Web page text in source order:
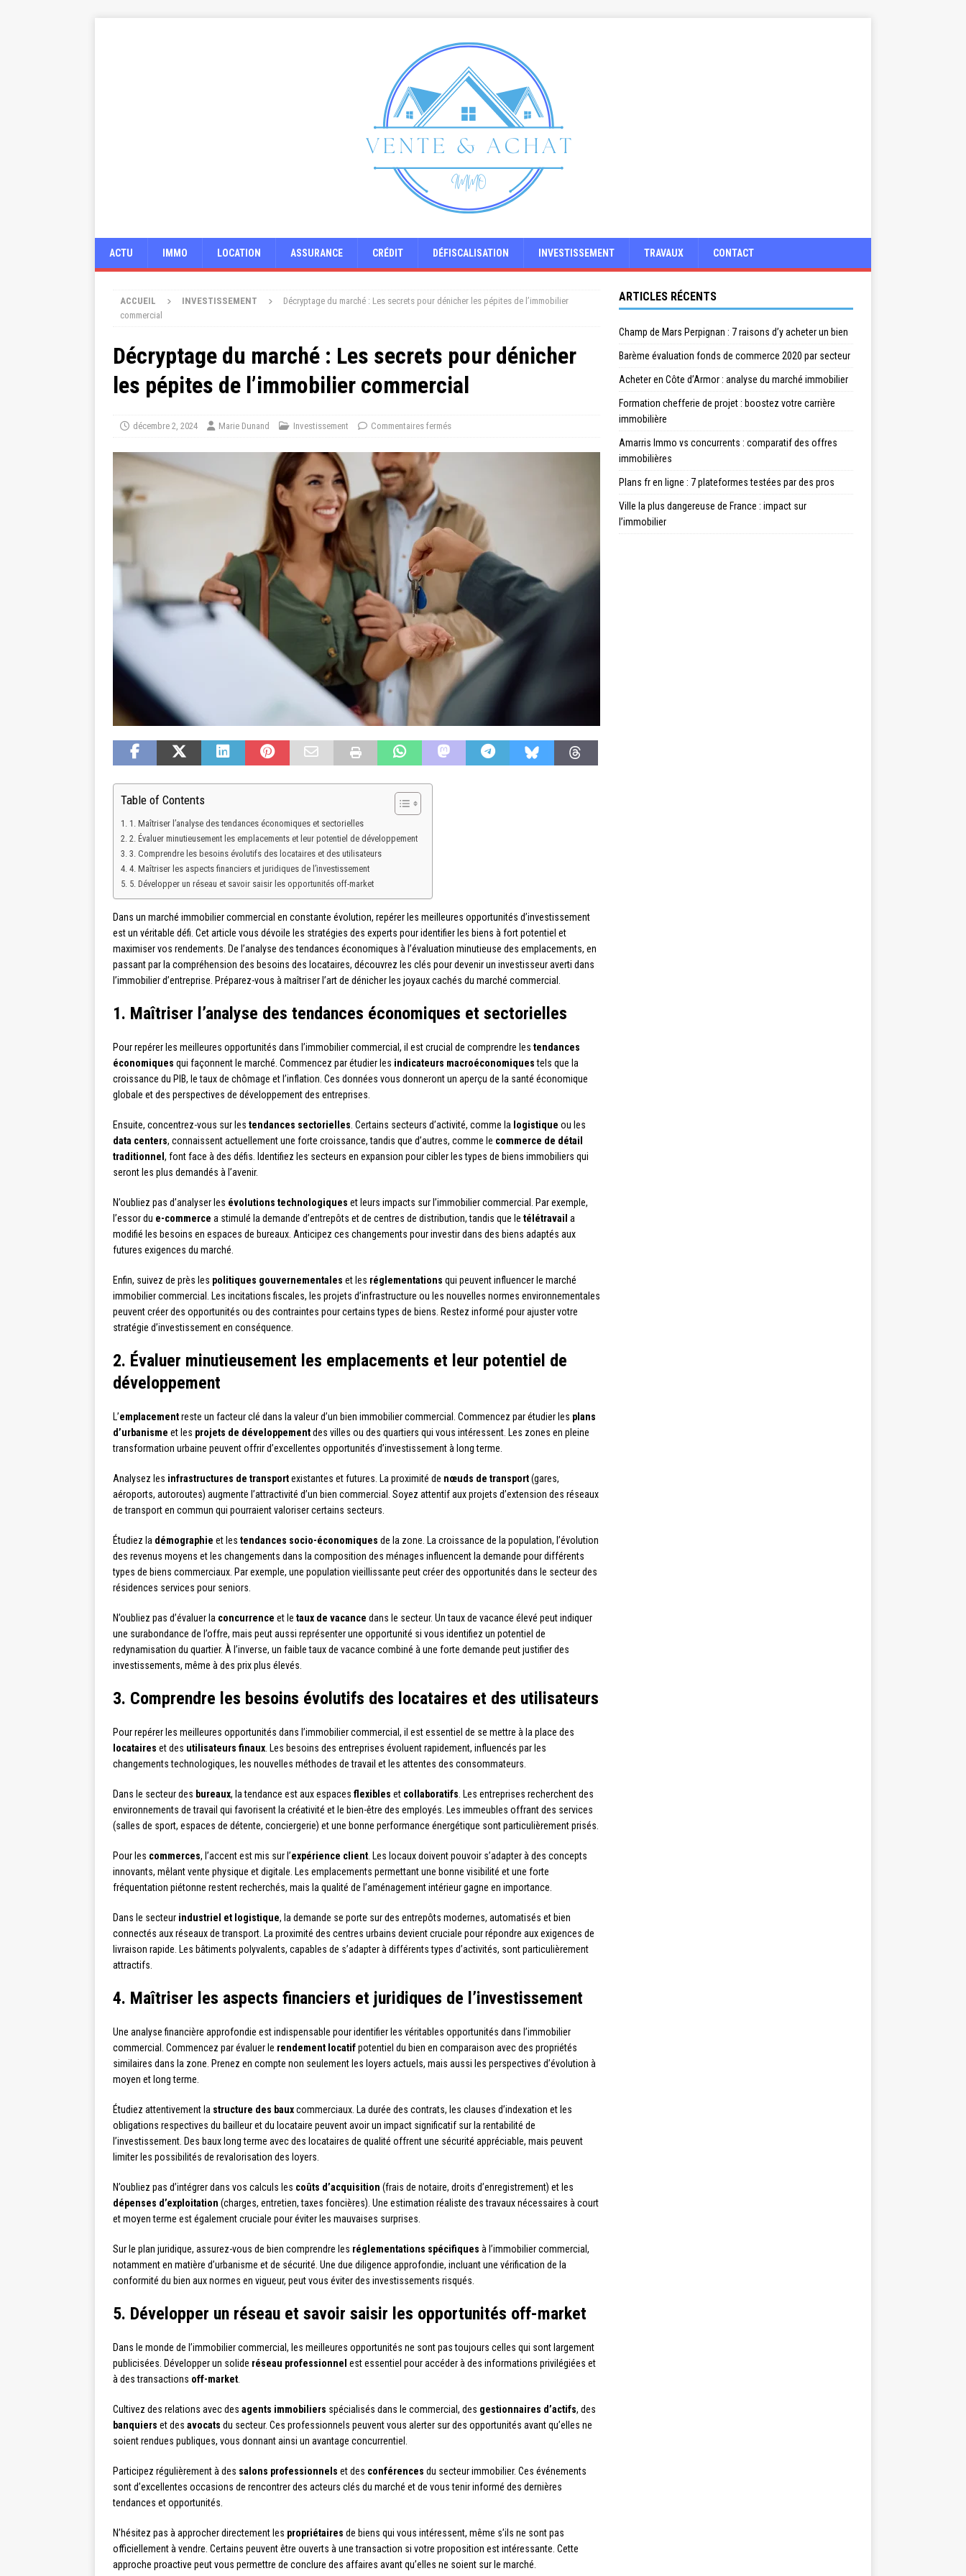
ACTU IMMO LOCATION ASSURANCE CRÉDIT DÉFISCALISATION INVESTISSEMENT TRAVAUX CONTACT
ACCUEIL INVESTISSEMENT
Décryptage du marché : Les secrets pour dénicher les pépites de l’immobilier
commercial
Décryptage du marché : Les secrets pour dénicher
les pépites de l’immobilier commercial
décembre 2, 2024 Marie Dunand Investissement Commentaires fermés
Table of Contents
1. Maîtriser l’analyse des tendances économiques et sectorielles
2. Évaluer minutieusement les emplacements et leur potentiel de développement
3. Comprendre les besoins évolutifs des locataires et des utilisateurs
4. Maîtriser les aspects financiers et juridiques de l’investissement
5. Développer un réseau et savoir saisir les opportunités off-market
Dans un marché immobilier commercial en constante évolution, repérer les meilleures opportunités d’investissement
est un véritable défi. Cet article vous dévoile les stratégies des experts pour identifier les biens à fort potentiel et
maximiser vos rendements. De l’analyse des tendances économiques à l’évaluation minutieuse des emplacements, en
passant par la compréhension des besoins des locataires, découvrez les clés pour devenir un investisseur averti dans
l’immobilier d’entreprise. Préparez-vous à maîtriser l’art de dénicher les joyaux cachés du marché commercial.
1. Maîtriser l’analyse des tendances économiques et sectorielles
Pour repérer les meilleures opportunités dans l’immobilier commercial, il est crucial de comprendre les tendances
économiques qui façonnent le marché. Commencez par étudier les indicateurs macroéconomiquestels que la
croissance du PIB, le taux de chômage et l’inflation. Ces données vous donneront un aperçu de la santé économique
globale et des perspectives de développement des entreprises.
Ensuite, concentrez-vous sur les tendances sectorielles . Certains secteurs d’activité, comme la logistique ou les
data centers, connaissent actuellement une forte croissance, tandis que d’autres, comme le commerce de détail
traditionnel , font face à des défis. Identifiez les secteurs en expansion pour cibler les types de biens immobiliers qui
seront les plus demandés à l’avenir.
N’oubliez pas d’analyser les évolutions technologiques et leurs impacts sur l’immobilier commercial. Par exemple,
l’essor du e-commerce a stimulé la demande d’entrepôts et de centres de distribution, tandis que le télétravail a
modifié les besoins en espaces de bureaux. Anticipez ces changements pour investir dans des biens adaptés aux
futures exigences du marché.
Enfin, suivez de près les politiques gouvernementales et les réglementations qui peuvent influencer le marché
immobilier commercial. Les incitations fiscales, les projets d’infrastructure ou les nouvelles normes environnementales
peuvent créer des opportunités ou des contraintes pour certains types de biens. Restez informé pour ajuster votre
stratégie d’investissement en conséquence.
2. Évaluer minutieusement les emplacements et leur potentiel de
développement
L’emplacementreste un facteur clé dans la valeur d’un bien immobilier commercial. Commencez par étudier les plans
d’urbanisme et les projets de développementdes villes ou des quartiers qui vous intéressent. Les zones en pleine
transformation urbaine peuvent offrir d’excellentes opportunités d’investissement à long terme.
Analysez les infrastructures de transportexistantes et futures. La proximité de nœuds de transport(gares,
aéroports, autoroutes) augmente l’attractivité d’un bien commercial. Soyez attentif aux projets d’extension des réseaux
de transport en commun qui pourraient valoriser certains secteurs.
Étudiez la démographie et les tendances socio-économiques de la zone. La croissance de la population, l’évolution
des revenus moyens et les changements dans la composition des ménages influencent la demande pour différents
types de biens commerciaux. Par exemple, une population vieillissante peut créer des opportunités dans le secteur des
résidences services pour seniors.
N’oubliez pas d’évaluer la concurrence et le taux de vacance dans le secteur. Un taux de vacance élevé peut indiquer
une surabondance de l’offre, mais peut aussi représenter une opportunité si vous identifiez un potentiel de
redynamisation du quartier. À l’inverse, un faible taux de vacance combiné à une forte demande peut justifier des
investissements, même à des prix plus élevés.
3. Comprendre les besoins évolutifs des locataires et des utilisateurs
Pour repérer les meilleures opportunités dans l’immobilier commercial, il est essentiel de se mettre à la place des
locataires et des utilisateurs finaux . Les besoins des entreprises évoluent rapidement, influencés par les
changements technologiques, les nouvelles méthodes de travail et les attentes des consommateurs.
Dans le secteur des bureaux, la tendance est aux espaces flexibles et collaboratifs . Les entreprises recherchent des
environnements de travail qui favorisent la créativité et le bien-être des employés. Les immeubles offrant des services
(salles de sport, espaces de détente, conciergerie) et une bonne performance énergétique sont particulièrement prisés.
Pour les commerces, l’accent est mis sur l’expérience client . Les locaux doivent pouvoir s’adapter à des concepts
innovants, mêlant vente physique et digitale. Les emplacements permettant une bonne visibilité et une forte
fréquentation piétonne restent recherchés, mais la qualité de l’aménagement intérieur gagne en importance.
Dans le secteur industriel et logistique, la demande se porte sur des entrepôts modernes, automatisés et bien
connectés aux réseaux de transport. La proximité des centres urbains devient cruciale pour répondre aux exigences de
livraison rapide. Les bâtiments polyvalents, capables de s’adapter à différents types d’activités, sont particulièrement
attractifs.
4. Maîtriser les aspects financiers et juridiques de l’investissement
Une analyse financière approfondie est indispensable pour identifier les véritables opportunités dans l’immobilier
commercial. Commencez par évaluer le rendement locatifpotentiel du bien en comparaison avec des propriétés
similaires dans la zone. Prenez en compte non seulement les loyers actuels, mais aussi les perspectives d’évolution à
moyen et long terme.
Étudiez attentivement la structure des bauxcommerciaux. La durée des contrats, les clauses d’indexation et les
obligations respectives du bailleur et du locataire peuvent avoir un impact significatif sur la rentabilité de
l’investissement. Des baux long terme avec des locataires de qualité offrent une sécurité appréciable, mais peuvent
limiter les possibilités de revalorisation des loyers.
N’oubliez pas d’intégrer dans vos calculs les coûts d’acquisition (frais de notaire, droits d’enregistrement) et les
dépenses d’exploitation (charges, entretien, taxes foncières). Une estimation réaliste des travaux nécessaires à court
et moyen terme est également cruciale pour éviter les mauvaises surprises.
Sur le plan juridique, assurez-vous de bien comprendre les réglementations spécifiques à l’immobilier commercial,
notamment en matière d’urbanisme et de sécurité. Une due diligence approfondie, incluant une vérification de la
conformité du bien aux normes en vigueur, peut vous éviter des investissements risqués.
5. Développer un réseau et savoir saisir les opportunités off-market
Dans le monde de l’immobilier commercial, les meilleures opportunités ne sont pas toujours celles qui sont largement
publicisées. Développer un solide réseau professionnel est essentiel pour accéder à des informations privilégiées et
à des transactions off-market
Cultivez des relations avec des agents immobiliers spécialisés dans le commercial, des gestionnaires d’actifs, des
banquiers et des avocats du secteur. Ces professionnels peuvent vous alerter sur des opportunités avant qu’elles ne
soient rendues publiques, vous donnant ainsi un avantage concurrentiel.
Participez régulièrement à des salons professionnels et des conférences du secteur immobilier. Ces événements
sont d’excellentes occasions de rencontrer des acteurs clés du marché et de vous tenir informé des dernières
tendances et opportunités.
N’hésitez pas à approcher directement les propriétaires de biens qui vous intéressent, même s’ils ne sont pas
officiellement à vendre. Certains peuvent être ouverts à une transaction si votre proposition est intéressante. Cette
approche proactive peut vous permettre de conclure des affaires avant qu’elles ne soient sur le marché.
ARTICLES RÉCENTS
Champ de Mars Perpignan : 7 raisons d’y acheter un bien
Barème évaluation fonds de commerce 2020 par secteur
Acheter en Côte d’Armor : analyse du marché immobilier
Formation chefferie de projet : boostez votre carrière
immobilière
Amarris Immo vs concurrents : comparatif des offres
immobilières
Plans fr en ligne : 7 plateformes testées par des pros
Ville la plus dangereuse de France : impact sur
l’immobilier